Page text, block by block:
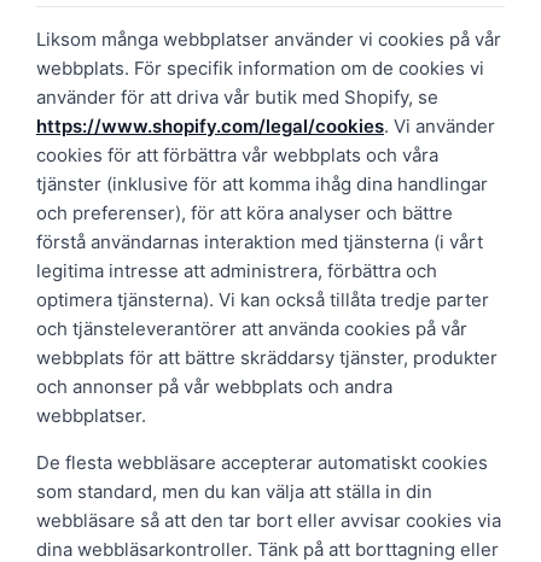
Liksom många webbplatser använder vi cookies på vår
webbplats. För specifik information om de cookies vi
använder för att driva vår butik med Shopify, se
https://www.shopify.com/legal/cookies. Vi använder
cookies för att förbättra vår webbplats och våra
tjänster (inklusive för att komma ihåg dina handlingar
och preferenser), för att köra analyser och bättre
förstå användarnas interaktion med tjänsterna (i vårt
legitima intresse att administrera, förbättra och
optimera tjänsterna). Vi kan också tillåta tredje parter
och tjänsteleverantörer att använda cookies på vår
webbplats för att bättre skräddarsy tjänster, produkter
och annonser på vår webbplats och andra
webbplatser.
De flesta webbläsare accepterar automatiskt cookies
som standard, men du kan välja att ställa in din
webbläsare så att den tar bort eller avvisar cookies via
dina webbläsarkontroller. Tänk på att borttagning eller